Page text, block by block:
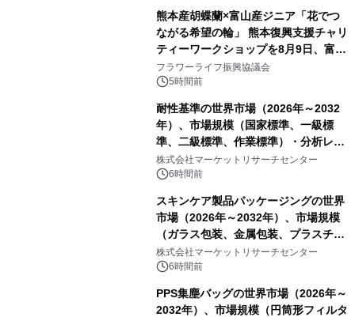
熊本産胡蝶蘭×富山産ジニア「花でつ
ながる希望の輪」 熊本復興支援チャリ
ティーワークショップを8月9日、富
山・射水で開催
フラワーライフ振興協議会
5時間前
耐性基準の世界市場（2026年～2032
年）、市場規模（国家標準、一級標
準、二級標準、作業標準）・分析レポ
ートを発表
株式会社マーケットリサーチセンター
6時間前
スキンケア製品パッケージングの世界
市場（2026年～2032年）、市場規模
（ガラス包装、金属包装、プラスチッ
ク包装、その他）・分析レポートを発
表
株式会社マーケットリサーチセンター
6時間前
PPS集塵バッグの世界市場（2026年～
2032年）、市場規模（円筒形フィルタ